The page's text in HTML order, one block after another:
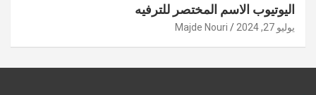
اليوتيوب الاسم المختصر للترفيه
يوليو 27, 2024 Majde Nouri